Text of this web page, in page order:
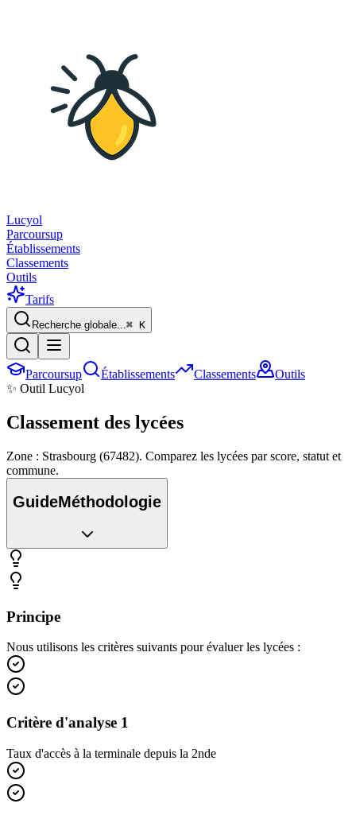
Lucyol
Parcoursup
Établissements
Classements
Outils
Tarifs
Recherche globale...⌘ K
Parcoursup Établissements Classements
Outils
✨ Outil Lucyol
Classement des lycées
Zone : Strasbourg (67482). Comparez les lycées par score, statut et
commune.
GuideMéthodologie
Principe
Nous utilisons les critères suivants pour évaluer les lycées :
Critère d'analyse 1
Taux d'accès à la terminale depuis la 2nde